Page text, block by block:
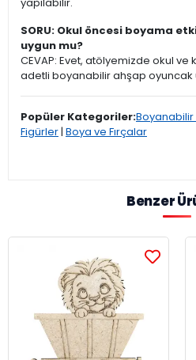
yapılabilir.
SORU: Okul öncesi boyama
uygun mu?
CEVAP: Evet, atölyemizde okul ve
adetli boyanabilir ahşap oyuncak
Popüler Kategoriler:Boyanabilir
Figürler | Boya ve Fırçalar
Benzer